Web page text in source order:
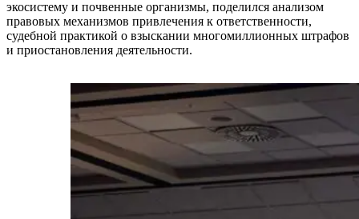
экосистему и почвенные организмы, поделился анализом
правовых механизмов привлечения к ответственности,
судебной практикой о взыскании многомиллионных штрафов
и приостановления деятельности.